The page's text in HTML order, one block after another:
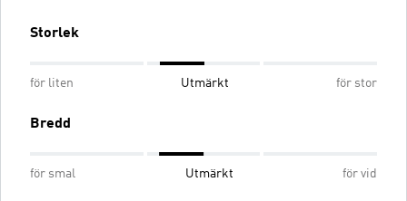
Storlek
för liten Utmärkt för stor
Bredd
för smal Utmärkt för vid